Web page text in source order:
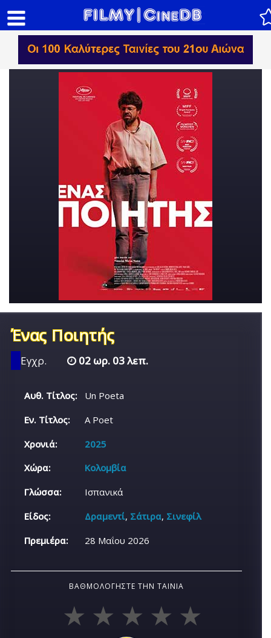
Ένας Ποιητής
Εγχρ. 02 ωρ. 03 λεπ.
Αυθ. Τίτλος:
Un Poeta
Εν. Τίτλος:
A Poet
Χρονιά:
2025
Χώρα:
Κολομβία
Γλώσσα:
Ισπανικά
Είδος:
Δραμεντί, Σάτιρα, Σινεφίλ
Πρεμιέρα:
28 Μαΐου 2026
ΒΑΘΜΟΛΟΓΉΣΤΕ ΤΗΝ ΤΑΙΝΊΑ